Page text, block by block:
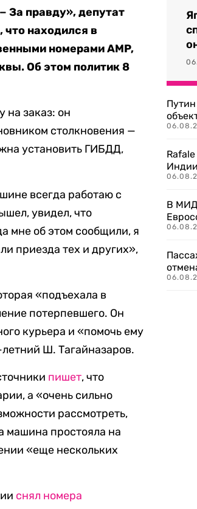
За правду», депутат
находился в
номерами AMP,
Об этом политик 8
на заказ: он
столкновения —
установить ГИБДД,
всегда работаю с
увидел, что
мне об этом сообщили, я
приезда тех и других»,
«подъехала в
потерпевшего. Он
курьера и «помочь ему
Ш. Тагайназаров.
пишет, что
а «очень сильно
рассмотреть,
машина простояла на
«еще нескольких
снял номера
В МИД